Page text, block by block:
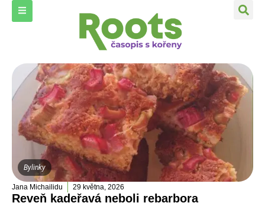
Bylinky
Jana Michailidu 29 května, 2026
Reveň kadeřavá neboli rebarbora